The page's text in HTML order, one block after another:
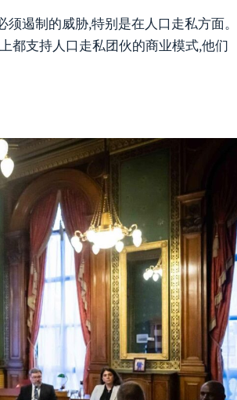
遏制的威胁,特别是在人口走私方面。
都支持人口走私团伙的商业模式,他们